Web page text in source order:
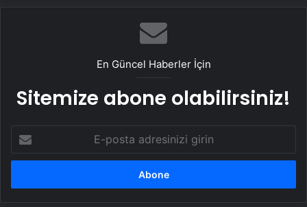
En Güncel Haberler İçin
Sitemize abone olabilirsiniz!
posta
adresinizi